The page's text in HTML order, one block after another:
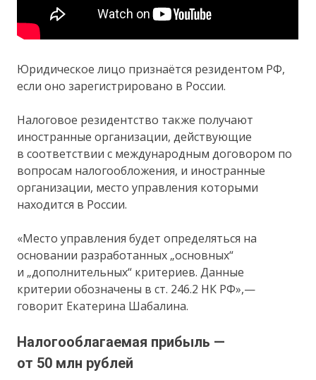
Юридическое лицо признаётся резидентом РФ,
если оно зарегистрировано в России.
Налоговое резидентство также получают
иностранные организации, действующие
в соответствии с международным договором по
вопросам налогообложения, и иностранные
организации, место управления которыми
находится в России.
«Место управления будет определяться на
основании разработанных „основных“
и „дополнительных“ критериев. Данные
критерии обозначены в ст. 246.2 НК РФ»,—
говорит Екатерина Шабалина.
Налогооблагаемая прибыль —
от 50 млн рублей